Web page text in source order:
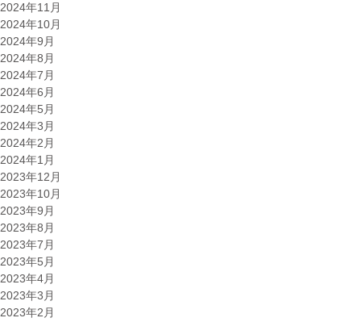
2024年11月
2024年10月
2024年9月
2024年8月
2024年7月
2024年6月
2024年5月
2024年3月
2024年2月
2024年1月
2023年12月
2023年10月
2023年9月
2023年8月
2023年7月
2023年5月
2023年4月
2023年3月
2023年2月